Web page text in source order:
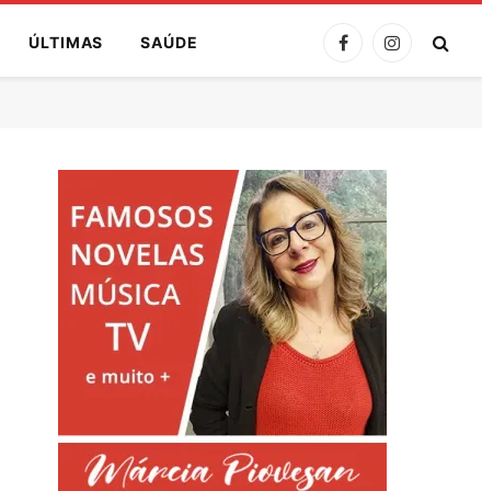
ÚLTIMAS SAÚDE FacebookInstagram